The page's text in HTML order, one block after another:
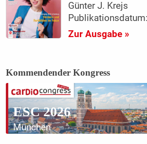
Günter J. Krejs
Zur Ausgabe »
Kommendender Kongress
ESC 2026
München